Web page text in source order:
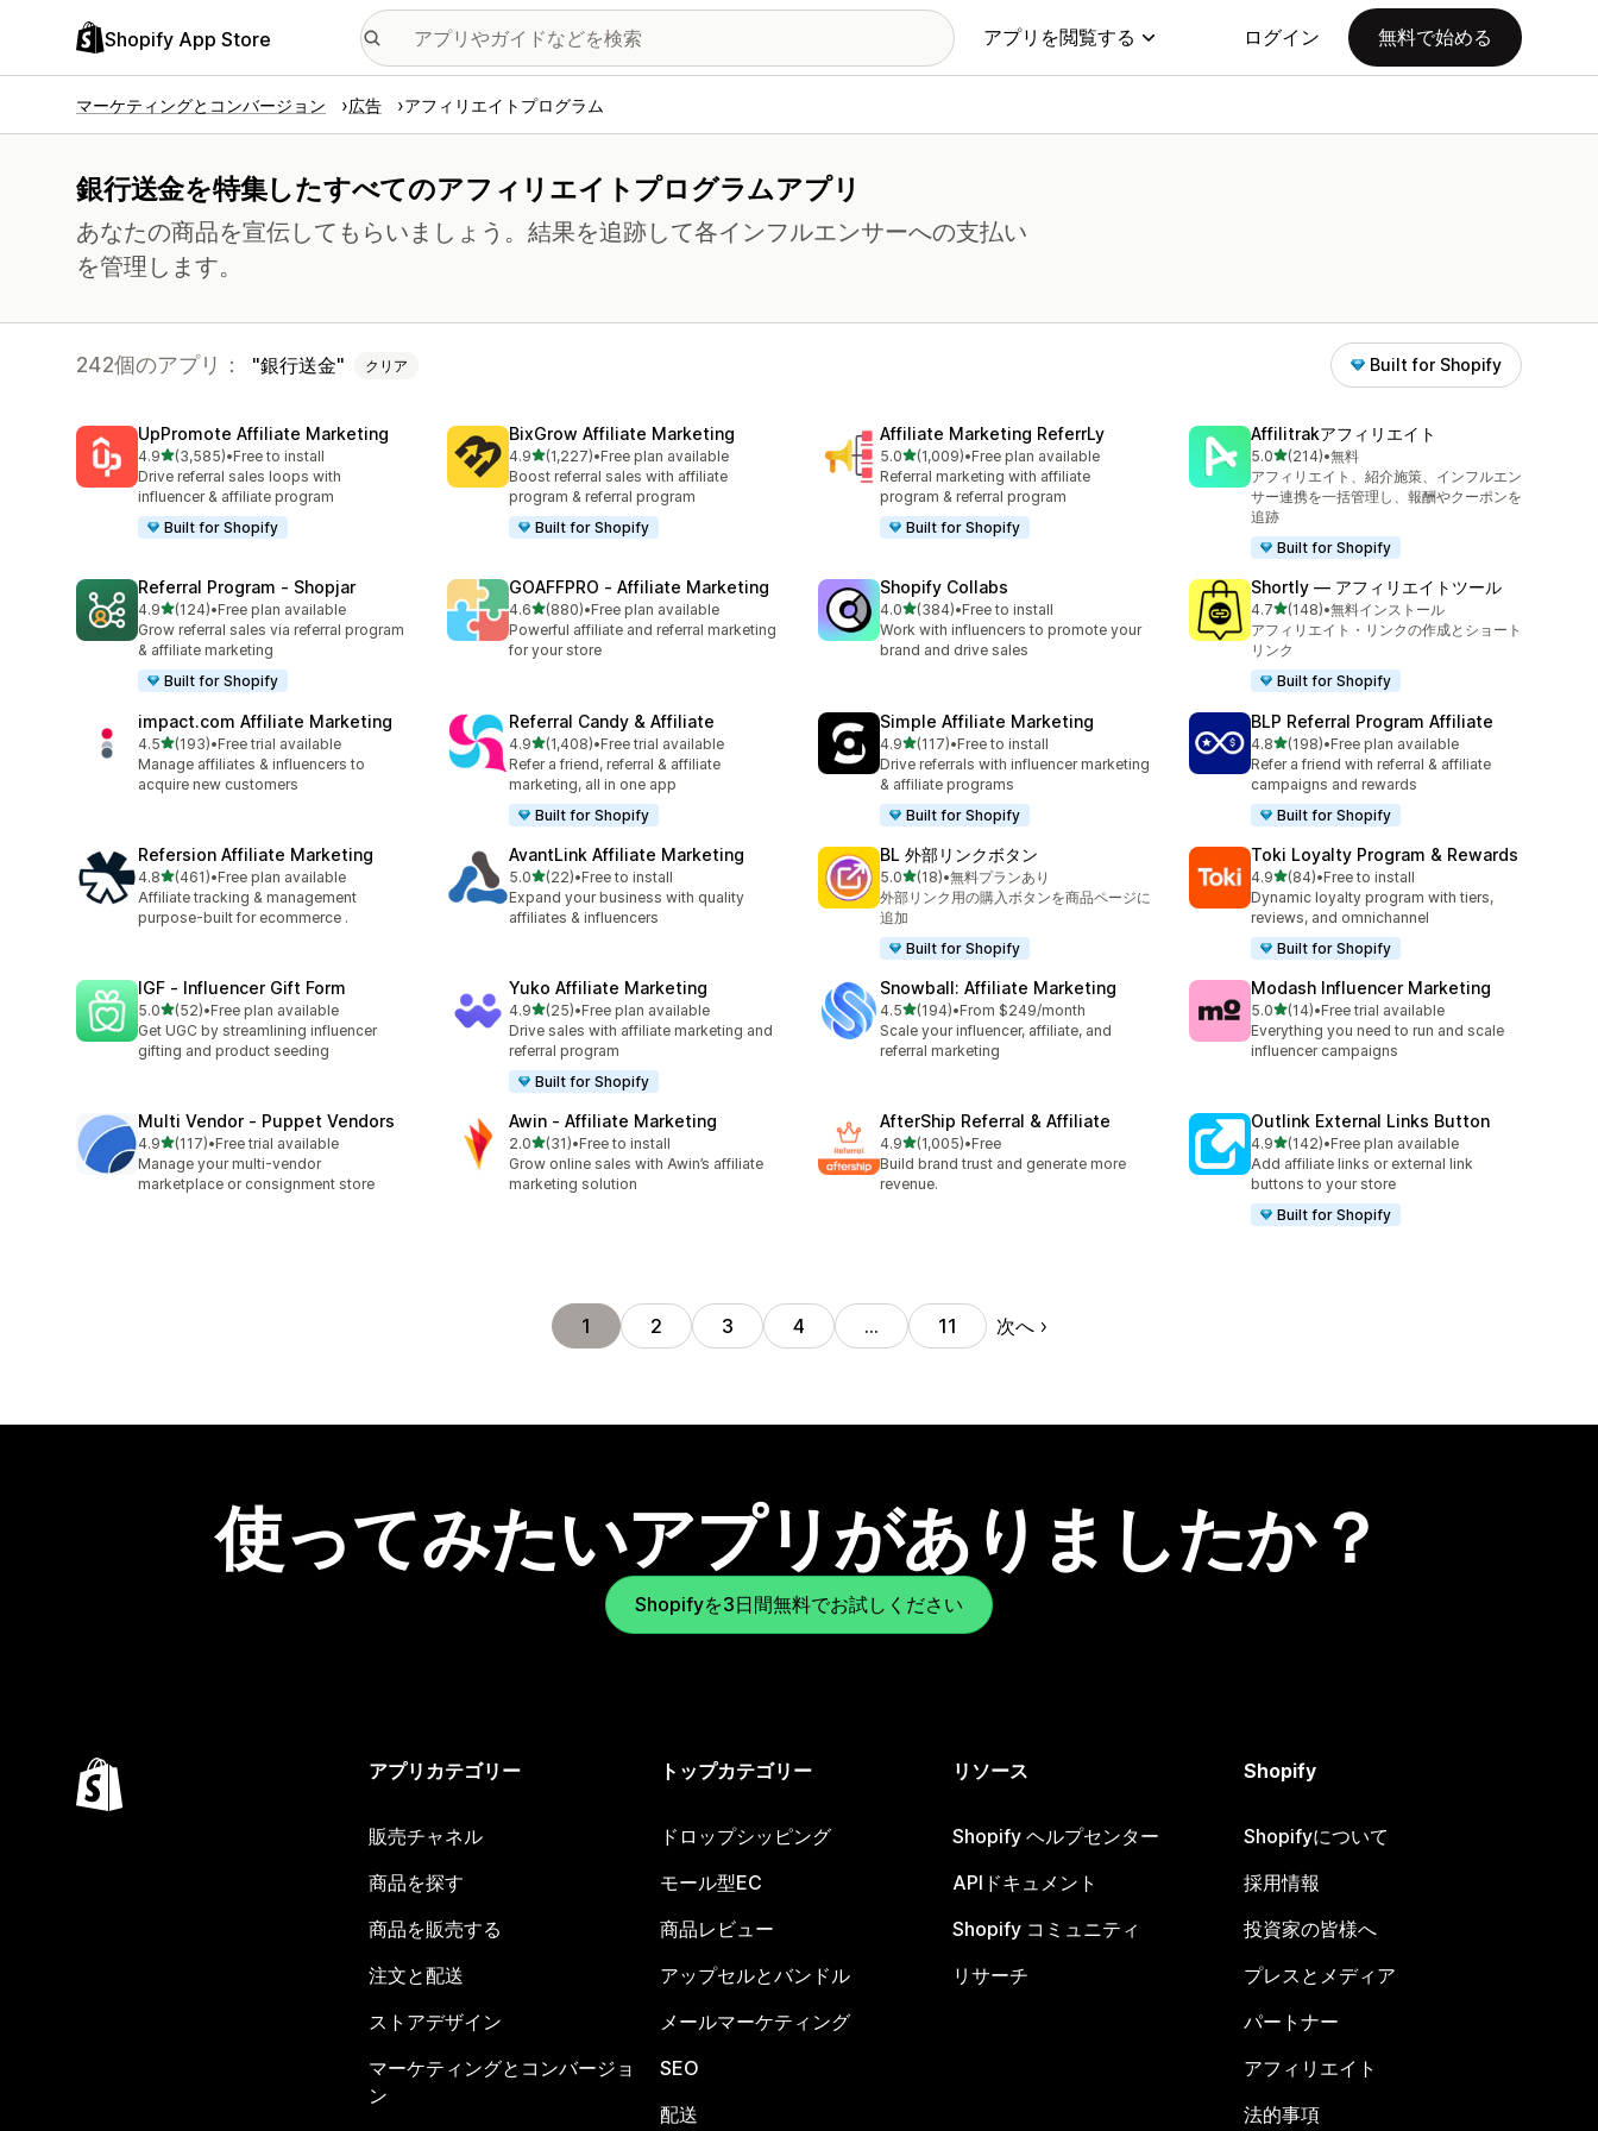
Shopify App Store アプリを閲覧する ログイン 無料で始める
マーケティングとコンバージョン 広告 アフィリエイトプログラム
銀行送金を特集したすべてのアフィリエイトプログラムアプリ
あなたの商品を宣伝してもらいましょう。結果を追跡して各インフルエンサーへの支払い
を管理します。
242個のアプリ： 銀行送金 クリア Built for Shopify
UpPromote Affiliate Marketing
4.95つ星中
(3,585)
合計レビュー数：3585件
•Free to install
Drive referral sales loops with
influencer & affiliate program
Built for Shopify
BixGrow Affiliate Marketing
4.95つ星中
(1,227)
合計レビュー数：1227件
•Free plan available
Boost referral sales with affiliate
program & referral program
Built for Shopify
Affiliate Marketing ReferrLy
5.05つ星中
(1,009)
合計レビュー数：1009件
•Free plan available
Referral marketing with affiliate
program & referral program
Built for Shopify
Affilitrakアフィリエイト
5.05つ星中
(214)
合計レビュー数：214件
•無料
アフィリエイト、紹介施策、インフルエン
サー連携を一括管理し、報酬やクーポンを
追跡
Built for Shopify
Referral Program ‑ Shopjar
4.95つ星中
(124)
合計レビュー数：124件
•Free plan available
Grow referral sales via referral program
& affiliate marketing
Built for Shopify
GOAFFPRO ‑ Affiliate Marketing
4.65つ星中
(880)
合計レビュー数：880件
•Free plan available
Powerful affiliate and referral marketing
for your store
Shopify Collabs
4.05つ星中
(384)
合計レビュー数：384件
•Free to install
Work with influencers to promote your
brand and drive sales
Shortly — アフィリエイトツール
4.75つ星中
(148)
合計レビュー数：148件
•無料インストール
アフィリエイト・リンクの作成とショート
リンク
Built for Shopify
impact.com Affiliate Marketing
4.55つ星中
(193)
合計レビュー数：193件
•Free trial available
Manage affiliates & influencers to
acquire new customers
Referral Candy & Affiliate
4.95つ星中
(1,408)
合計レビュー数：1408件
•Free trial available
Refer a friend, referral & affiliate
marketing, all in one app
Built for Shopify
Simple Affiliate Marketing
4.95つ星中
(117)
合計レビュー数：117件
•Free to install
Drive referrals with influencer marketing
& affiliate programs
Built for Shopify
BLP Referral Program Affiliate
4.85つ星中
(198)
合計レビュー数：198件
•Free plan available
Refer a friend with referral & affiliate
campaigns and rewards
Built for Shopify
Refersion Affiliate Marketing
4.85つ星中
(461)
合計レビュー数：461件
•Free plan available
Affiliate tracking & management
purpose-built for ecommerce .
AvantLink Affiliate Marketing
5.05つ星中
(22)
合計レビュー数：22件
•Free to install
Expand your business with quality
affiliates & influencers
BL 外部リンクボタン
5.05つ星中
(18)
合計レビュー数：18件
•無料プランあり
外部リンク用の購入ボタンを商品ページに
追加
Built for Shopify
Toki Loyalty Program & Rewards
4.95つ星中
(84)
合計レビュー数：84件
•Free to install
Dynamic loyalty program with tiers,
reviews, and omnichannel
Built for Shopify
IGF ‑ Influencer Gift Form
5.05つ星中
(52)
合計レビュー数：52件
•Free plan available
Get UGC by streamlining influencer
gifting and product seeding
Yuko Affiliate Marketing
4.95つ星中
(25)
合計レビュー数：25件
•Free plan available
Drive sales with affiliate marketing and
referral program
Built for Shopify
Snowball: Affiliate Marketing
4.55つ星中
(194)
合計レビュー数：194件
•From $249/month
Scale your influencer, affiliate, and
referral marketing
Modash Influencer Marketing
5.05つ星中
(14)
合計レビュー数：14件
•Free trial available
Everything you need to run and scale
influencer campaigns
Multi Vendor ‑ Puppet Vendors
4.95つ星中
(117)
合計レビュー数：117件
•Free trial available
Manage your multi-vendor
marketplace or consignment store
Awin ‑ Affiliate Marketing
2.05つ星中
(31)
合計レビュー数：31件
•Free to install
Grow online sales with Awin’s affiliate
marketing solution
AfterShip Referral & Affiliate
4.95つ星中
(1,005)
合計レビュー数：1005件
•Free
Build brand trust and generate more
revenue.
Outlink External Links Button
4.95つ星中
(142)
合計レビュー数：142件
•Free plan available
Add affiliate links or external link
buttons to your store
Built for Shopify
1 2 3 4 … 11 次へ
使ってみたいアプリがありましたか？
Shopifyを3日間無料でお試しください
アプリカテゴリー
販売チャネル
商品を探す
商品を販売する
注文と配送
ストアデザイン
マーケティングとコンバージョ
ン
トップカテゴリー
ドロップシッピング
モール型EC
商品レビュー
アップセルとバンドル
メールマーケティング
SEO
配送
リソース
Shopify ヘルプセンター
APIドキュメント
Shopify コミュニティ
リサーチ
Shopify
Shopifyについて
採用情報
投資家の皆様へ
プレスとメディア
パートナー
アフィリエイト
法的事項